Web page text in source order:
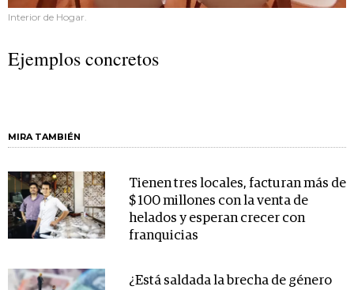
Interior de Hogar.
Ejemplos concretos
MIRA TAMBIÉN
Tienen tres locales, facturan más de
$ 100 millones con la venta de
helados y esperan crecer con
franquicias
¿Está saldada la brecha de género